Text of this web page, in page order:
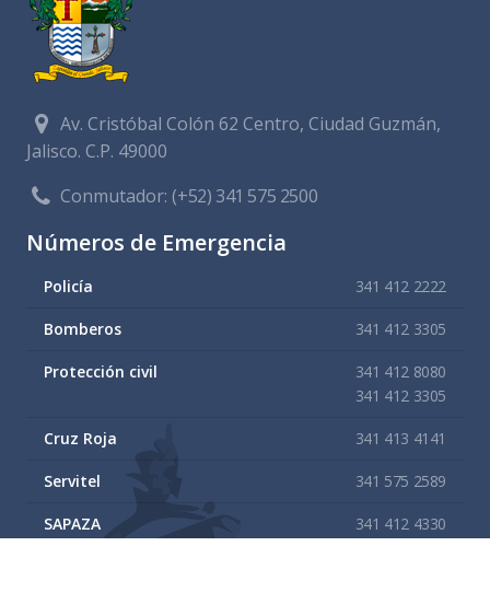
Av. Cristóbal Colón 62 Centro, Ciudad Guzmán,
Jalisco. C.P. 49000
Conmutador:(+52) 341 575 2500
Números de Emergencia
Policía 341 412 2222
Bomberos 341 412 3305
Protección civil
341 412 8080
341 412 3305
Cruz Roja 341 413 4141
Servitel 341 575 2589
SAPAZA
341 412 4330